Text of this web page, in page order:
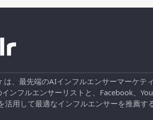
は、最先端のAIインフルエンサーマーケ
ンフルエンサーリストと、Facebook、
活用して最適なインフルエンサーを推薦